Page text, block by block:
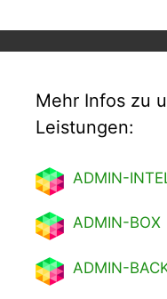
Mehr Infos zu
Leistungen:
ADMIN-
ADMIN-BOX
ADMIN-